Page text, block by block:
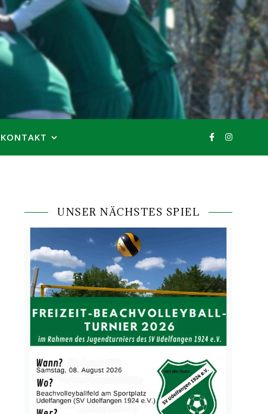
KONTAKT
UNSER NÄCHSTES SPIEL